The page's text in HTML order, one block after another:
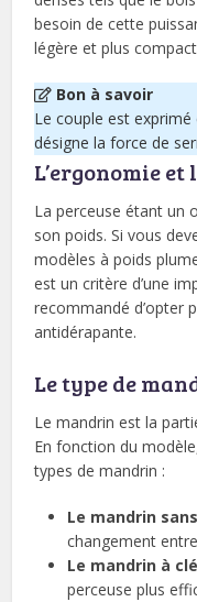
besoin de cette
légère et plus
Bon à savoir
Le couple est
désigne la force de
L’ergonomie et
La perceuse étant un
son poids. Si vous
modèles à poids
est un critère d’une
recommandé d’opter
antidérapante.
Le type de
Le mandrin est la
En fonction du
types de mandrin :
Le mandrin
changement
Le mandrin à clé
perceuse plus